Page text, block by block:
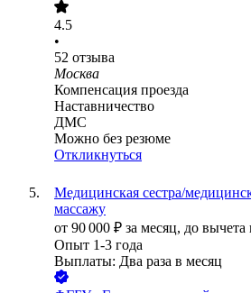
4.5
•
52 отзыва
Москва
Компенсация проезда
Наставничество
ДМС
Можно без резюме
Откликнуться
Медицинская сестра/
массажу
от 90 000 ₽ за месяц, до вычета
Опыт 1-3 года
Выплаты: Два раза в месяц